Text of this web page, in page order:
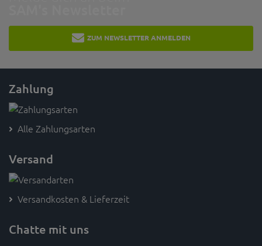
ZUM NEWSLETTER ANMELDEN
Zahlung
Alle Zahlungsarten
Versand
Versandkosten & Lieferzeit
Chatte mit uns